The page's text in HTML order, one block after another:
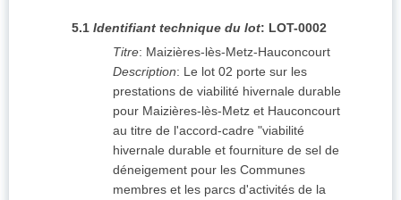
5.1 Identifiant technique du lot: LOT-0002
Titre: Maizières-lès-Metz-Hauconcourt
Description: Le lot 02 porte sur les
prestations de viabilité hivernale durable
pour Maizières-lès-Metz et Hauconcourt
au titre de l'accord-cadre "viabilité
hivernale durable et fourniture de sel de
déneigement pour les Communes
membres et les parcs d'activités de la